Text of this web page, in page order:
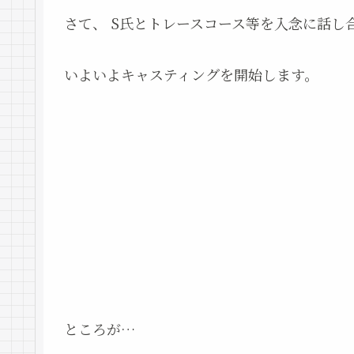
さて、 S氏とトレースコース等を入念に話し
いよいよキャスティングを開始します。
ところが…